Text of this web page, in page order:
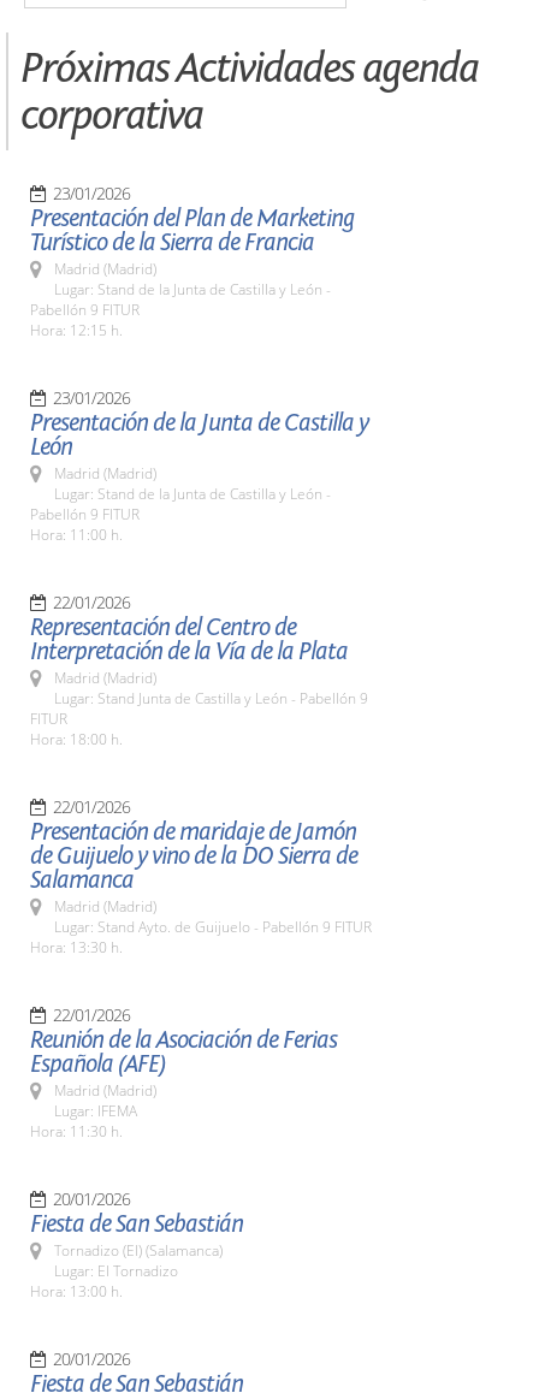
Próximas Actividades agenda
corporativa
23/01/2026
Presentación del Plan de Marketing
Turístico de la Sierra de Francia
Madrid (Madrid)
Lugar: Stand de la Junta de Castilla y León -
Pabellón 9 FITUR
Hora: 12:15 h.
23/01/2026
Presentación de la Junta de Castilla y
León
Madrid (Madrid)
Lugar: Stand de la Junta de Castilla y León -
Pabellón 9 FITUR
Hora: 11:00 h.
22/01/2026
Representación del Centro de
Interpretación de la Vía de la Plata
Madrid (Madrid)
Lugar: Stand Junta de Castilla y León - Pabellón 9
FITUR
Hora: 18:00 h.
22/01/2026
Presentación de maridaje de Jamón
de Guijuelo y vino de la DO Sierra de
Salamanca
Madrid (Madrid)
Lugar: Stand Ayto. de Guijuelo - Pabellón 9 FITUR
Hora: 13:30 h.
22/01/2026
Reunión de la Asociación de Ferias
Española (AFE)
Madrid (Madrid)
Lugar: IFEMA
Hora: 11:30 h.
20/01/2026
Fiesta de San Sebastián
Tornadizo (El) (Salamanca)
Lugar: El Tornadizo
Hora: 13:00 h.
20/01/2026
Fiesta de San Sebastián